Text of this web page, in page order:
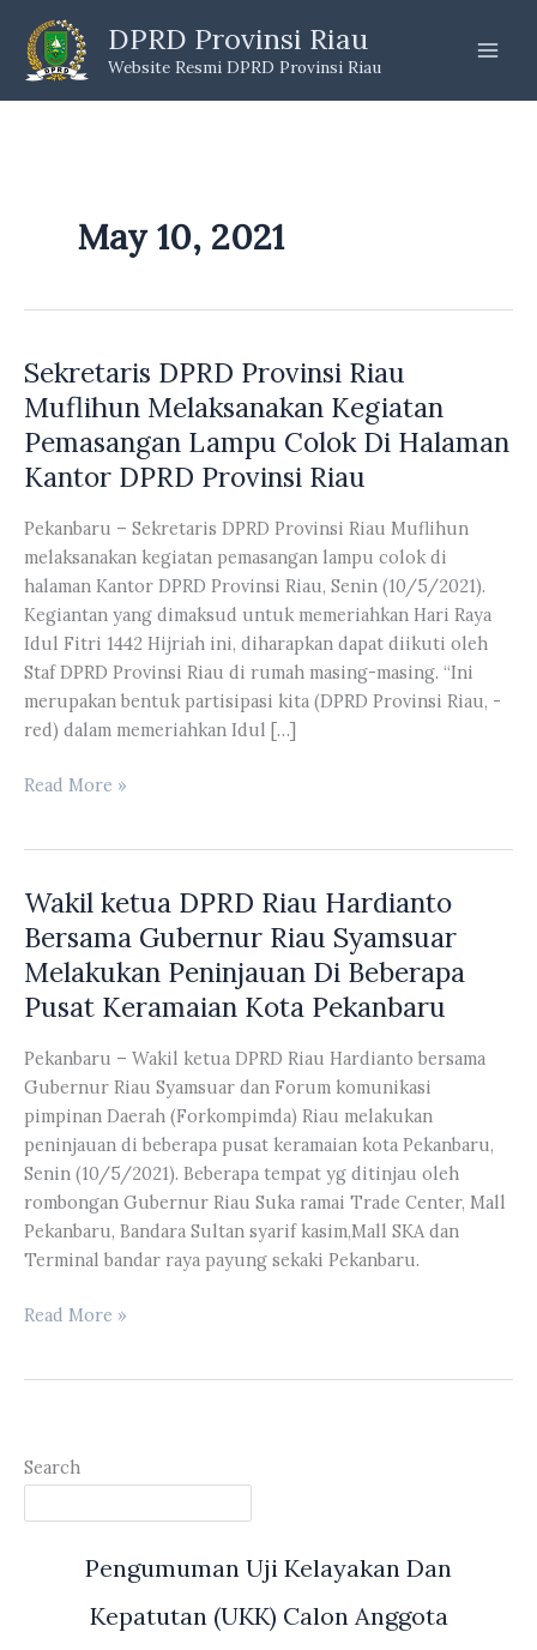
content
DPRD Provinsi Riau
Website Resmi DPRD Provinsi Riau
May 10, 2021
Sekretaris DPRD Provinsi Riau
Muflihun Melaksanakan Kegiatan
Pemasangan Lampu Colok Di Halaman
Kantor DPRD Provinsi Riau
Pekanbaru – Sekretaris DPRD Provinsi Riau Muflihun
melaksanakan kegiatan pemasangan lampu colok di
halaman Kantor DPRD Provinsi Riau, Senin (10/5/2021).
Kegiantan yang dimaksud untuk memeriahkan Hari Raya
Idul Fitri 1442 Hijriah ini, diharapkan dapat diikuti oleh
Staf DPRD Provinsi Riau di rumah masing-masing. “Ini
merupakan bentuk partisipasi kita (DPRD Provinsi Riau, -
red) dalam memeriahkan Idul […]
Sekretaris
Muflihun
Melaksanakan
Kegiatan
Pemasangan
Lampu
Di
Halaman
Kantor
DPRD
Provinsi
Riau
Read More »
Wakil ketua DPRD Riau Hardianto
Bersama Gubernur Riau Syamsuar
Melakukan Peninjauan Di Beberapa
Pusat Keramaian Kota Pekanbaru
Pekanbaru – Wakil ketua DPRD Riau Hardianto bersama
Gubernur Riau Syamsuar dan Forum komunikasi
pimpinan Daerah (Forkompimda) Riau melakukan
peninjauan di beberapa pusat keramaian kota Pekanbaru,
Senin (10/5/2021). Beberapa tempat yg ditinjau oleh
rombongan Gubernur Riau Suka ramai Trade Center, Mall
Pekanbaru, Bandara Sultan syarif kasim,Mall SKA dan
Terminal bandar raya payung sekaki Pekanbaru.
Wakil
Bersama
Gubernur
Riau
Melakukan
Read More »
Search
Pengumuman Uji Kelayakan Dan
Kepatutan (UKK) Calon Anggota